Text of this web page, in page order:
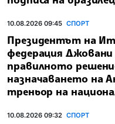
10.08.2026 09:45 СПОРТ
Президентът на
федерация Джовани
правилното
назначаването на
треньор на
10.08.2026 09:32 СПОРТ